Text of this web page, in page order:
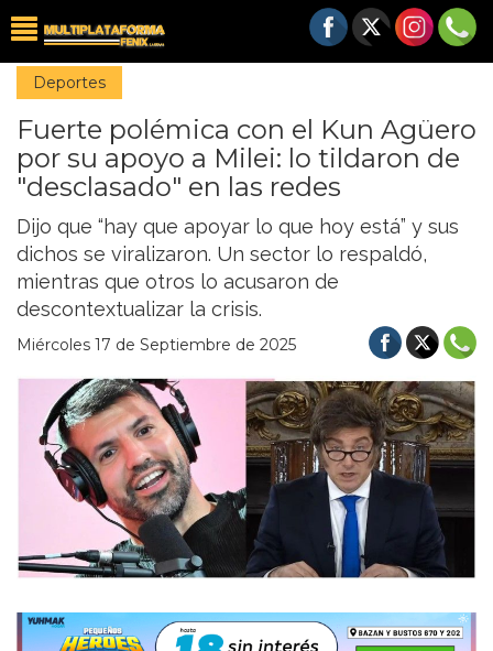
Deportes
Fuerte polémica con el Kun Agüero
por su apoyo a Milei: lo tildaron de
"desclasado" en las redes
Dijo que “hay que apoyar lo que hoy está” y sus
dichos se viralizaron. Un sector lo respaldó,
mientras que otros lo acusaron de
descontextualizar la crisis.
Miércoles 17 de Septiembre de 2025